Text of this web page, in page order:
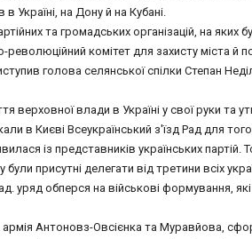
Україні, на Дону й на Кубані.
та громадських організацій, на яких
комітет для захисту міста й
голова селянської спілки Степан
влади в Україні у свої руки та
в Києві Всеукраїнський з'їзд Рад для
із представників українських партій.
присутні делегати від третини всіх
уряд обперся на військові формування,
армія Антоновз-Овсієнка та Муравйова,